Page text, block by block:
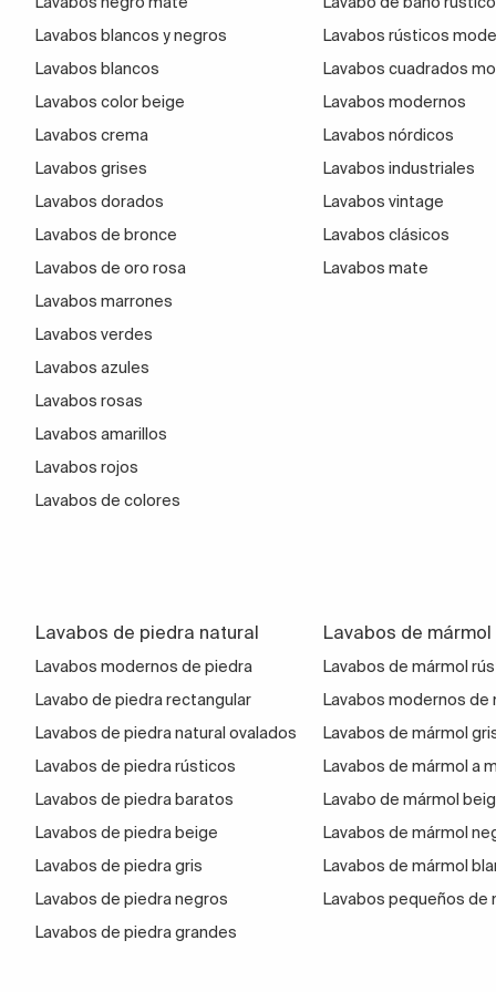
lavabos sobre encimera
tienen la osadía de
siguen encastrándose en muebles pero ahora
mayor.
Aunque hay modelos de muchos tipos de piedras
Elegir unlavabo redondo de piedra hecho de
baño vintagecon patas, uno suspendido y
Luego está lagrifería del lavabo.Has de elegirla
¡romperás moldes!
Lavabos blancos y negros
Lavabos blancos
Lavabos color beige
Lavabos crema
Lavabos grises
Lavabos dorados
Lavabos de bronce
Lavabos de oro rosa
Lavabos marrones
Lavabos verdes
Lavabos azules
Lavabos rosas
Lavabos amarillos
Lavabos rojos
Lavabos de colores
Lavabos rústicos
Lavabos cuadrados
Lavabos modernos
Lavabos nórdicos
Lavabos industriales
Lavabos vintage
Lavabos clásicos
Lavabos mate
Lavabos de piedra natural
Lavabos modernos de piedra
Lavabo de piedra rectangular
Lavabos de piedra natural ovalados
Lavabos de piedra rústicos
Lavabos de piedra baratos
Lavabos de piedra beige
Lavabos de piedra gris
Lavabos de piedra negros
Lavabos de piedra grandes
Lavabos de
Lavabos de mármol
Lavabos modernos de
Lavabos de mármol
Lavabos de mármol a
Lavabo de mármol
Lavabos de mármol
Lavabos de mármol
Lavabos pequeños de